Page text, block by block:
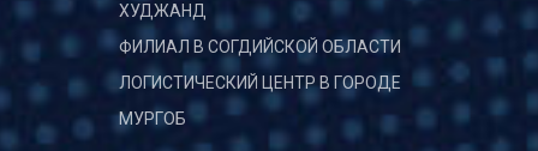
ХУДЖАНД
ФИЛИАЛ В СОГДИЙСКОЙ ОБЛАСТИ
ЛОГИСТИЧЕСКИЙ ЦЕНТР В ГОРОДЕ
МУРГОБ